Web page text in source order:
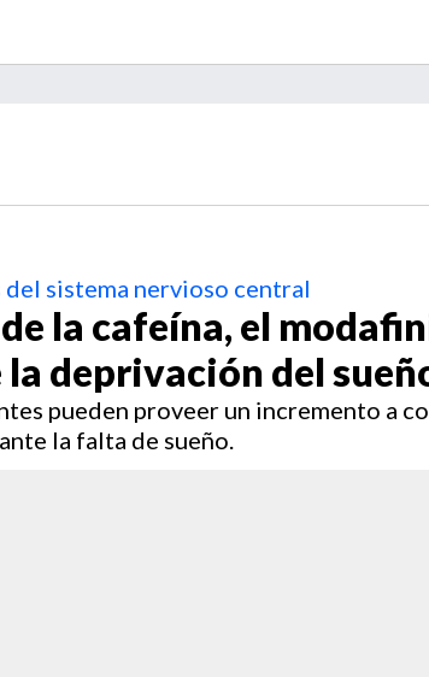
sistema nervioso central
la cafeína, el
deprivación del
pueden proveer un incremento a
la falta de sueño.